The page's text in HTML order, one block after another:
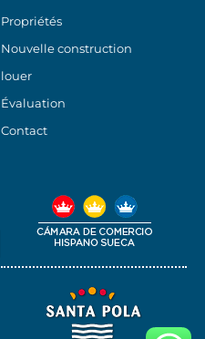
Propriétés
Nouvelle construction
louer
Évaluation
Contact